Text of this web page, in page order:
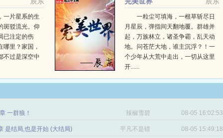
一片星系的生
斑驳流光。仰
已注定的伤
哪里？家国，
不过是深空中
一粒尘可填海，一根草斩尽日
月星辰，弹指间天翻地覆。群雄并
起，万族林立，诸圣争霸，乱天动
地。问苍茫大地，谁主沉浮？！一
个少年从大荒中走出，一切从这里
开......
一群狼！ 辣椒雪碧 08-05 16:02:53
是结局,也是开始 (大结局) 平凡不是错 08-05 15:49:18